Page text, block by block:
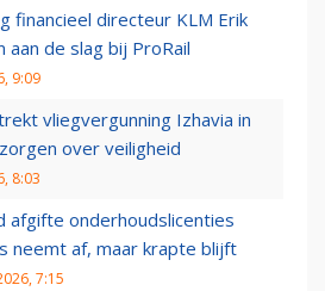
financieel directeur KLM Erik
aan de slag bij ProRail
9:09
vliegvergunning Izhavia in
over veiligheid
8:03
afgifte onderhoudslicenties
neemt af, maar krapte blijft
7:15